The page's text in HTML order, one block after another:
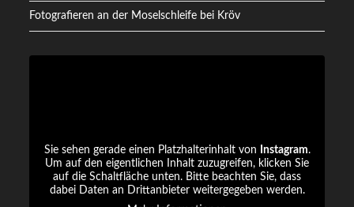
Fotografieren an der Moselschleife bei Kröv
Sie sehen gerade einen Platzhalterinhalt von Instagram.
Um auf den eigentlichen Inhalt zuzugreifen, klicken Sie
auf die Schaltfläche unten. Bitte beachten Sie, dass
dabei Daten an Drittanbieter weitergegeben werden.